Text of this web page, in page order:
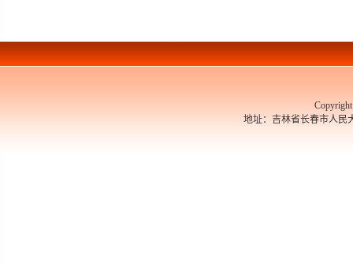
Copyright 东
地址：吉林省长春市人民